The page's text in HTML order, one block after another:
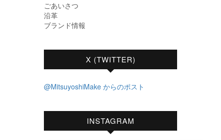
ごあいさつ
沿革
ブランド情報
X (TWITTER)
@MitsuyoshiMake からのポスト
INSTAGRAM